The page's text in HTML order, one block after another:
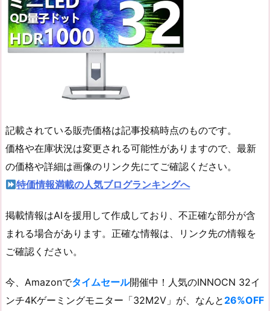
記載されている販売価格は記事投稿時点のものです。
価格や在庫状況は変更される可能性がありますので、最新
の価格や詳細は画像のリンク先にてご確認ください。
特価情報満載の人気ブログランキングへ
掲載情報はAIを援用して作成しており、不正確な部分が含
まれる場合があります。正確な情報は、リンク先の情報を
ご確認ください。
今、Amazonでタイムセール開催中！人気のINNOCN 32イ
ンチ4Kゲーミングモニター「32M2V」が、なんと 26%OFF